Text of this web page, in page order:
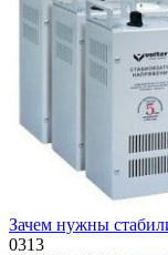
Зачем нужны
0313